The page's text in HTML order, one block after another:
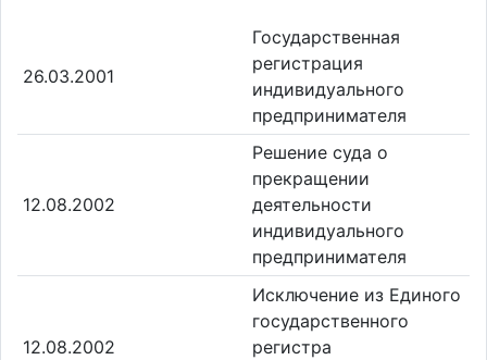
26.03.2001
Государственная
регистрация
индивидуального
предпринимателя
12.08.2002
Решение суда о
прекращении
деятельности
индивидуального
предпринимателя
12.08.2002
Исключение из Единого
государственного
регистра